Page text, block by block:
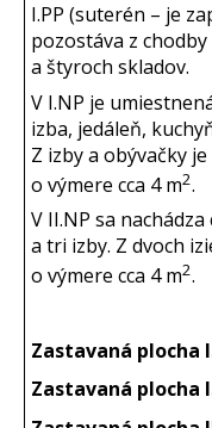
I.PP (suterén – je
pozostáva z
a štyroch skladov.
V I.NP je
izba, jedáleň,
Z izby a obývačky
o výmere cca 4 m2.
V II.NP sa
a tri izby. Z dvoch
o výmere cca 4 m2.
Zastavaná plocha
Zastavaná plocha